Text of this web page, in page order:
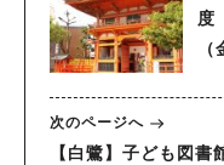
度
次のページへ
【白鷺】子ども図書